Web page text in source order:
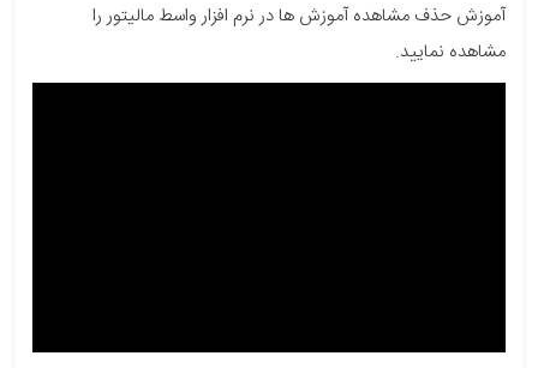
آموزش حذف مشاهده آموزش ها در نرم افزار واسط مالیتور را
مشاهده نمایید.